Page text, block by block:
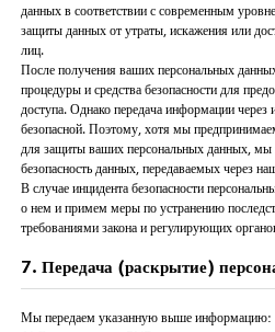
данных в соответствии с современным
защиты данных от утраты, искажения или
лиц.
После получения ваших персональных
процедуры и средства безопасности для
доступа. Однако передача информации через
безопасной. Поэтому, хотя мы
для защиты ваших персональных данных, мы
безопасность данных, передаваемых через
В случае инцидента безопасности
о нем и примем меры по устранению
требованиями закона и регулирующих
7. Передача (раскрытие)
Мы передаем указанную выше информацию: